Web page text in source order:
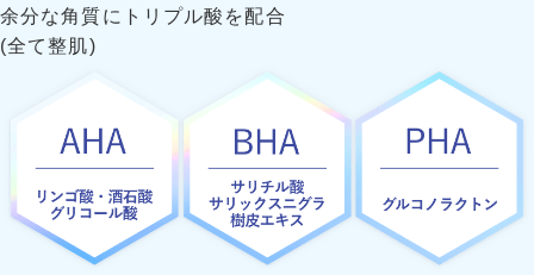
余分な角質にトリプル酸を配合
(全て整肌)